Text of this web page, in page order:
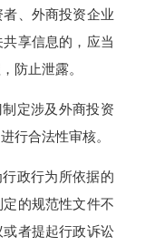
、外商投资企业
享信息的，应当
防止泄露。
定涉及外商投资
行合法性审核。
政行为所依据的
的规范性文件不
者提起行政诉讼